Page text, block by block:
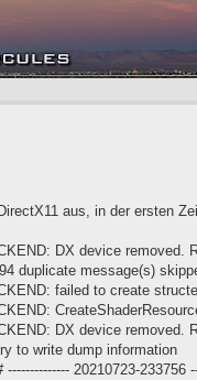
aus, in der ersten
DX device removed.
duplicate message(s)
failed to create
DX device removed.
to write dump information
20210723-233756